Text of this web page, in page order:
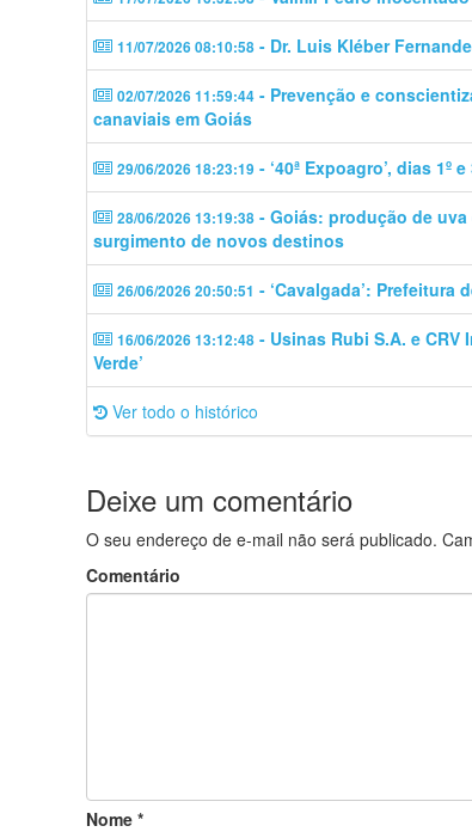
11/07/2026 08:10:58 - Dr. Luis Kléber
02/07/2026 11:59:44 - Prevenção e
canaviais em Goiás
29/06/2026 18:23:19 - ‘40ª Expoagro’, dias
28/06/2026 13:19:38 - Goiás: produção de
surgimento de novos destinos
26/06/2026 20:50:51 - ‘Cavalgada’: Prefeitura
16/06/2026 13:12:48 - Usinas Rubi S.A. e CRV
Verde’
Ver todo o histórico
Deixe um comentário
O seu endereço de e-mail não será publicado.
Comentário
Nome *